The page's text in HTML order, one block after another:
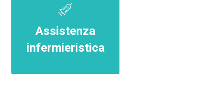
Assistenza
infermieristica